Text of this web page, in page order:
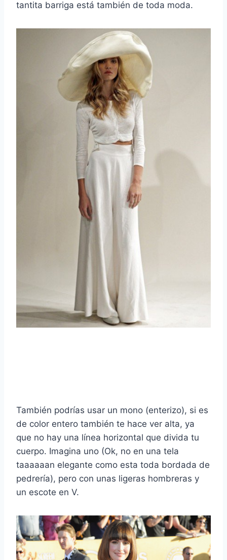
tantita barriga está también de toda moda.
También podrías usar un mono (enterizo), si es
de color entero también te hace ver alta, ya
que no hay una línea horizontal que divida tu
cuerpo. Imagina uno (Ok, no en una tela
taaaaaan elegante como esta toda bordada de
pedrería), pero con unas ligeras hombreras y
un escote en V.